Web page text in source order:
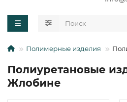
Полимерные изделия
Полиуретановые
Жлобине